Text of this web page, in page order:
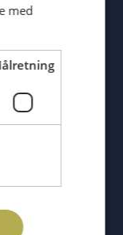
med